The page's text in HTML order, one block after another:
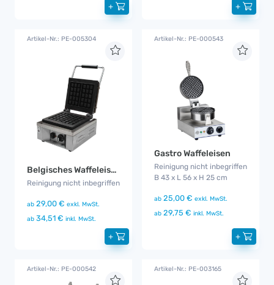
+ +
Artikel-Nr.: PE-005304
Belgisches Waffeleisen
Reinigung nicht inbegriffen
ab 29,00 € exkl. MwSt.
ab 34,51 € inkl. MwSt.
+
Artikel-Nr.: PE-000543
Gastro Waffeleisen
Reinigung nicht inbegriffen
B 43 x L 56 x H 25 cm
ab 25,00 € exkl. MwSt.
ab 29,75 € inkl. MwSt.
+
Artikel-Nr.: PE-000542 Artikel-Nr.: PE-003165